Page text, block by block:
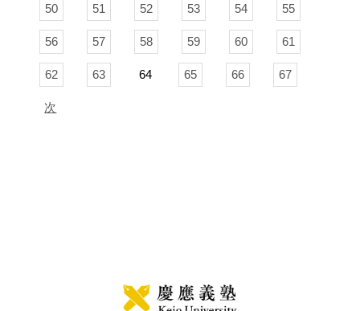
50 51 52 53 54 55
56 57 58 59 60 61
62 63 64 65 66 67
次